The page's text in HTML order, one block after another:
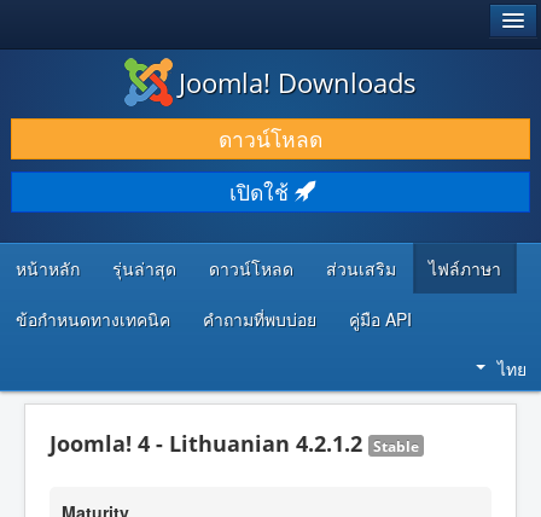
ดาวน์โหลด & ส่วนเสริม
ค้นคว้า & เรียนรู้
ชุมชน & สนับสนุน
ทรัพยากรสำหรับนักพัฒนา
Joomla! Downloads
ดาวน์โหลด
เปิดใช้
หน้าหลัก รุ่นล่าสุด ดาวน์โหลด ส่วนเสริม ไฟล์ภาษา
ข้อกำหนดทางเทคนิค คำถามที่พบบ่อย คู่มือ API
ไทย
Joomla! 4 - Lithuanian 4.2.1.2 Stable
Maturity